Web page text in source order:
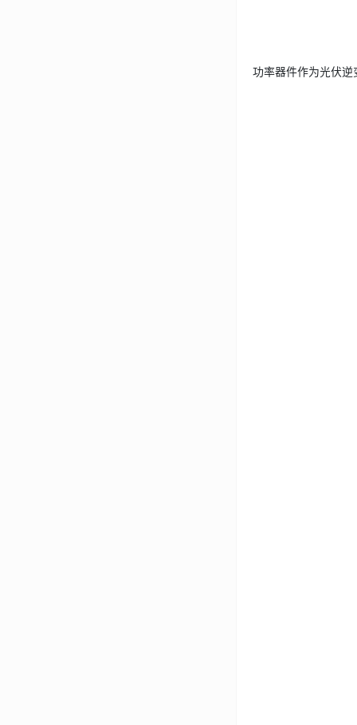
功率器件作为光伏逆